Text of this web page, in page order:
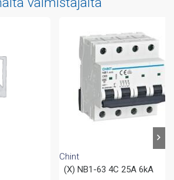
Chint
(X) NB1-63 4C 25A 6kA